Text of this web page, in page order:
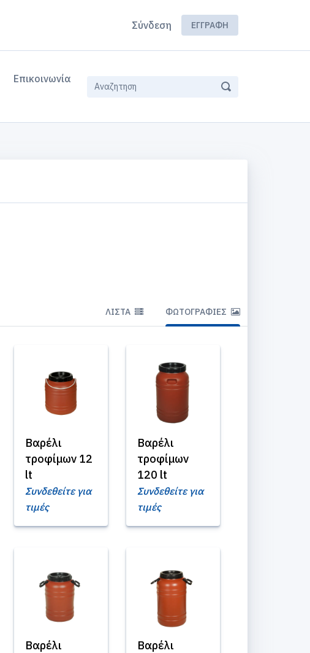
Σύνδεση ΕΓΓΡΑΦΉ
Επικοινωνία
ΛΊΣΤΑ ΦΩΤΟΓΡΑΦΊΕΣ
Βαρέλι
τροφίμων 12
lt
Συνδεθείτε για
τιμές
Βαρέλι
τροφίμων
120 lt
Συνδεθείτε για
τιμές
Βαρέλι
Βαρέλι